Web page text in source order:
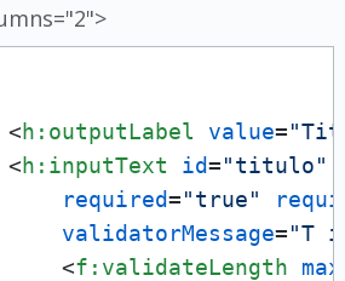
<h:outputLabel value=
<h:inputText id="titulo"
required="true"
validatorMessage="T
<f:validateLength